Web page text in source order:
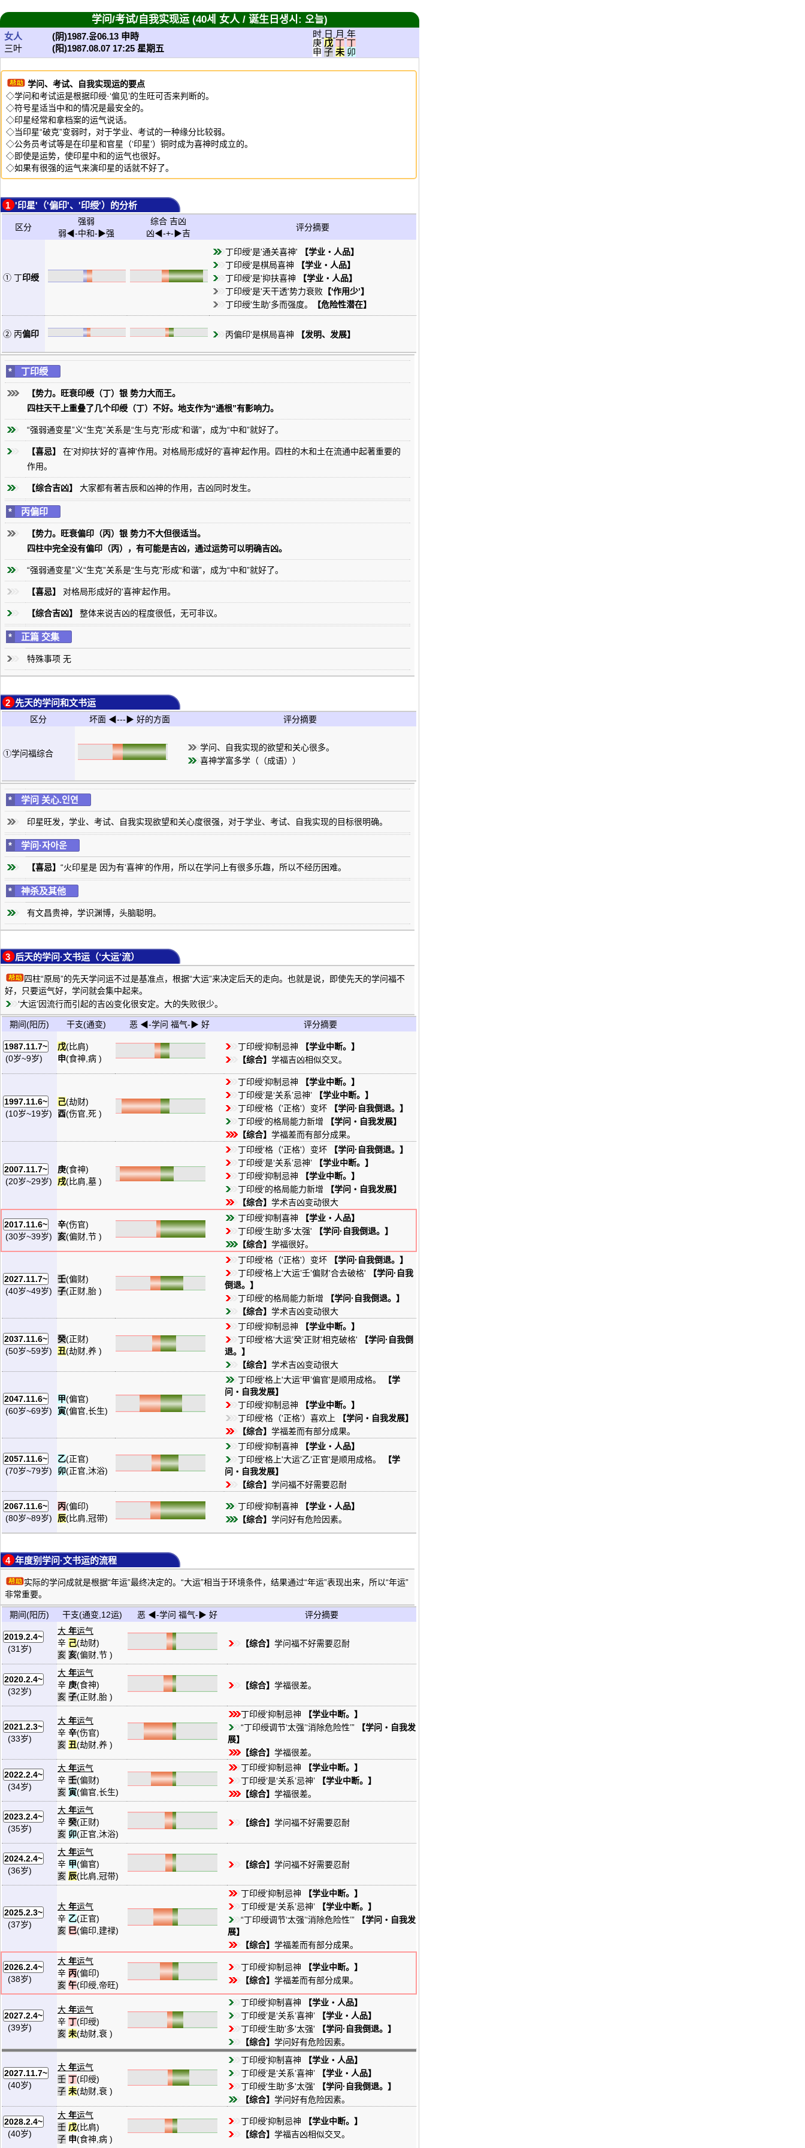
学问/考试/自我实现运 (40세 女人 / 诞生日생시: 오늘)
女人
三叶
(阴)1987.윤06.13 申時
(阳)1987.08.07 17:25 星期五
时 日 月 年
庚 戊 丁 丁
申 子 未 卯
学问、考试、自我实现运的要点
◇学问和考试运是根据印绶·‘偏见’的生旺可否来判断的。
◇符号星适当中和的情况是最安全的。
◇印星经常和拿档案的运气说话。
◇当印星“破克”变弱时，对于学业、考试的一种缘分比较弱。
◇公务员考试等是在印星和官星（‘印星’）铜时成为喜神时成立的。
◇即使是运势，使印星中和的运气也很好。
◇如果有很强的运气来演印星的话就不好了。
1 '印星'（'偏印'、'印绶'）的分析
区分
强弱
弱◀-中和-▶强
综合 吉凶
凶◀-+-▶吉
评分摘要
① 丁印绶
丁印绶'是'通关喜神'
【学业・人品】
丁印绶'是棋局喜神
【学业・人品】
丁印绶'是'抑扶喜神
【学业・人品】
丁印绶'是'天干透'势力衰败 【'作用少’】
丁印绶'生助'多而强度。
【危险性潜在】
② 丙偏印 丙偏印'是棋局喜神 【发明、发展】
* 丁印绶
【势力。旺衰印绶（丁）银 势力大而王。
四柱天干上重叠了几个印绶（丁）不好。地支作为“通根”有影响力。
“强弱通变星”义“生克”关系是“生与克”形成“和谐”，成为“中和”就好了。
【喜忌】
在'对抑扶'好的'喜神'作用。对格局形成好的'喜神'起作用。四柱的木和土在流通中起著重要的
作用。
【综合吉凶】 大家都有著吉辰和凶神的作用，吉凶同时发生。
* 丙偏印
【势力。旺衰偏印（丙）银 势力不大但很适当。
四柱中完全没有偏印（丙），有可能是吉凶，通过运势可以明确吉凶。
“强弱通变星”义“生克”关系是“生与克”形成“和谐”，成为“中和”就好了。
【喜忌】 对格局形成好的'喜神'起作用。
【综合吉凶】 整体来说吉凶的程度很低，无可非议。
* 正篇 交集
特殊事项 无
2 先天的学问和文书运
区分 坏面 ◀---▶ 好的方面 评分摘要
①学问福综合
学问、自我实现的欲望和关心很多。
喜神学富多学（（成语））
* 学问 关心.인연
印星旺发，学业、考试、自我实现欲望和关心度很强，对于学业、考试、自我实现的目标很明确。
* 学问·자아운
【喜忌】 “火印星是 因为有‘喜神’的作用，所以在学问上有很多乐趣，所以不经历困难。
* 神杀及其他
有文昌贵神，学识渊博，头脑聪明。
3 后天的学问·文书运（‘大运’流）
四柱“原局”的先天学问运不过是基准点，根据“大运”来决定后天的走向。也就是说，即使先天的学问福不
好，只要运气好，学问就会集中起来。
‘大运’因流行而引起的吉凶变化很安定。大的失败很少。
期间(阳历) 干支(通变) 恶 ◀-学问 福气-▶ 好 评分摘要
1987.11.7~
(0岁~9岁)
戊(比肩)
申(食神,病 )
丁印绶'抑制忌神
【学业中断。】
【综合】 学福吉凶相似交叉。
1997.11.6~
(10岁~19岁)
己(劫财)
酉(伤官,死 )
丁印绶'抑制忌神
【学业中断。】
丁印绶’是‘关系’忌神’
【学业中断。】
丁印绶'格（'正格'）变坏
【学问·自我倒退。】
丁印绶'的格局能力新增
【学问・自我发展】
【综合】 学福差而有部分成果。
2007.11.7~
(20岁~29岁)
庚(食神)
戌(比肩,墓 )
丁印绶'格（'正格'）变坏
【学问·自我倒退。】
丁印绶’是‘关系’忌神’
【学业中断。】
丁印绶'抑制忌神
【学业中断。】
丁印绶'的格局能力新增
【学问・自我发展】
【综合】 学术吉凶变动很大
2017.11.6~
(30岁~39岁)
辛(伤官)
亥(偏财,节 )
丁印绶'抑制喜神
【学业・人品】
丁印绶'生助'多'太强'
【学问·自我倒退。】
【综合】 学福很好。
2027.11.7~
(40岁~49岁)
壬(偏财)
子(正财,胎 )
丁印绶'格（'正格'）变坏
【学问·自我倒退。】
丁印绶'格上'大运’壬’偏财'合去破格'
【学问·自我
倒退。】
丁印绶'的格局能力新增
【学问·自我倒退。】
【综合】 学术吉凶变动很大
2037.11.6~
(50岁~59岁)
癸(正财)
丑(劫财,养 )
丁印绶'抑制忌神
【学业中断。】
丁印绶'格'大运’癸’正财'相克破格'
【学问·自我倒
退。】
【综合】 学术吉凶变动很大
2047.11.6~
(60岁~69岁)
甲(偏官)
寅(偏官,长生)
丁印绶'格上'大运’甲’偏官'是顺用成格。
【学
问・自我发展】
丁印绶'抑制忌神
【学业中断。】
丁印绶'格（'正格'）喜欢上
【学问・自我发展】
【综合】 学福差而有部分成果。
2057.11.6~
(70岁~79岁)
乙(正官)
卯(正官,沐浴)
丁印绶'抑制喜神
【学业・人品】
丁印绶'格上'大运’乙’正官'是顺用成格。
【学
问・自我发展】
【综合】 学问福不好需要忍耐
2067.11.6~
(80岁~89岁)
丙(偏印)
辰(比肩,冠带)
丁印绶'抑制喜神
【学业・人品】
【综合】 学问好有危险因素。
4 年度别学问·文书运的流程
实际的学问成就是根据“年运”最终决定的。“大运”相当于环境条件，结果通过“年运”表现出来，所以“年运”
非常重要。
期间(阳历) 干支(通变,12运) 恶 ◀-学问 福气-▶ 好 评分摘要
2019.2.4~
(31岁)
大 年运气
辛 己(劫财)
亥 亥(偏财,节 )
【综合】 学问福不好需要忍耐
2020.2.4~
(32岁)
大 年运气
辛 庚(食神)
亥 子(正财,胎 )
【综合】 学福很差。
2021.2.3~
(33岁)
大 年运气
辛 辛(伤官)
亥 丑(劫财,养 )
丁印绶'抑制忌神
【学业中断。】
“丁印绶调节‘太强’‘消除危险性’”
【学问・自我发
展】
【综合】 学福很差。
2022.2.4~
(34岁)
大 年运气
辛 壬(偏财)
亥 寅(偏官,长生)
丁印绶'抑制忌神
【学业中断。】
丁印绶’是‘关系’忌神’
【学业中断。】
【综合】 学福很差。
2023.2.4~
(35岁)
大 年运气
辛 癸(正财)
亥 卯(正官,沐浴)
【综合】 学问福不好需要忍耐
2024.2.4~
(36岁)
大 年运气
辛 甲(偏官)
亥 辰(比肩,冠带)
【综合】 学问福不好需要忍耐
2025.2.3~
(37岁)
大 年运气
辛 乙(正官)
亥 巳(偏印,建禄)
丁印绶'抑制忌神
【学业中断。】
丁印绶’是‘关系’忌神’
【学业中断。】
“丁印绶调节‘太强’‘消除危险性’”
【学问・自我发
展】
【综合】 学福差而有部分成果。
2026.2.4~
(38岁)
大 年运气
辛 丙(偏印)
亥 午(印绶,帝旺)
丁印绶'抑制忌神
【学业中断。】
【综合】 学福差而有部分成果。
2027.2.4~
(39岁)
大 年运气
辛 丁(印绶)
亥 未(劫财,衰 )
丁印绶'抑制喜神
【学业・人品】
丁印绶’是‘关系’喜神’
【学业・人品】
丁印绶'生助'多'太强'
【学问·自我倒退。】
【综合】 学问好有危险因素。
2027.11.7~
(40岁)
大 年运气
壬 丁(印绶)
子 未(劫财,衰 )
丁印绶'抑制喜神
【学业・人品】
丁印绶’是‘关系’喜神’
【学业・人品】
丁印绶'生助'多'太强'
【学问·自我倒退。】
【综合】 学问好有危险因素。
2028.2.4~
(40岁)
大 年运气
壬 戊(比肩)
子 申(食神,病 )
丁印绶'抑制忌神
【学业中断。】
【综合】 学福吉凶相似交叉。